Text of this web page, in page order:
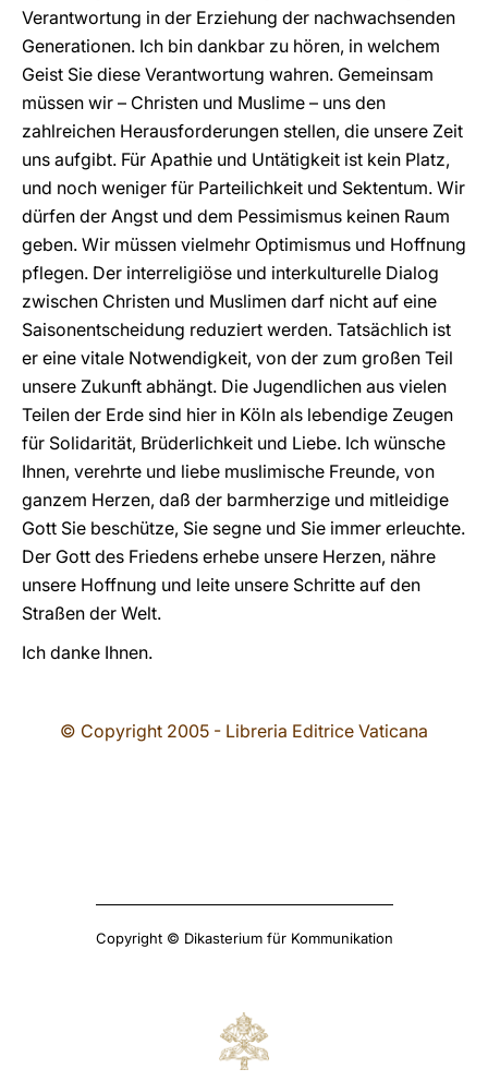
Verantwortung in der Erziehung der nachwachsenden
Generationen. Ich bin dankbar zu hören, in welchem
Geist Sie diese Verantwortung wahren. Gemeinsam
müssen wir – Christen und Muslime – uns den
zahlreichen Herausforderungen stellen, die unsere Zeit
uns aufgibt. Für Apathie und Untätigkeit ist kein Platz,
und noch weniger für Parteilichkeit und Sektentum. Wir
dürfen der Angst und dem Pessimismus keinen Raum
geben. Wir müssen vielmehr Optimismus und Hoffnung
pflegen. Der interreligiöse und interkulturelle Dialog
zwischen Christen und Muslimen darf nicht auf eine
Saisonentscheidung reduziert werden. Tatsächlich ist
er eine vitale Notwendigkeit, von der zum großen Teil
unsere Zukunft abhängt. Die Jugendlichen aus vielen
Teilen der Erde sind hier in Köln als lebendige Zeugen
für Solidarität, Brüderlichkeit und Liebe. Ich wünsche
Ihnen, verehrte und liebe muslimische Freunde, von
ganzem Herzen, daß der barmherzige und mitleidige
Gott Sie beschütze, Sie segne und Sie immer erleuchte.
Der Gott des Friedens erhebe unsere Herzen, nähre
unsere Hoffnung und leite unsere Schritte auf den
Straßen der Welt.
Ich danke Ihnen.
© Copyright 2005 - Libreria Editrice Vaticana
Copyright © Dikasterium für Kommunikation